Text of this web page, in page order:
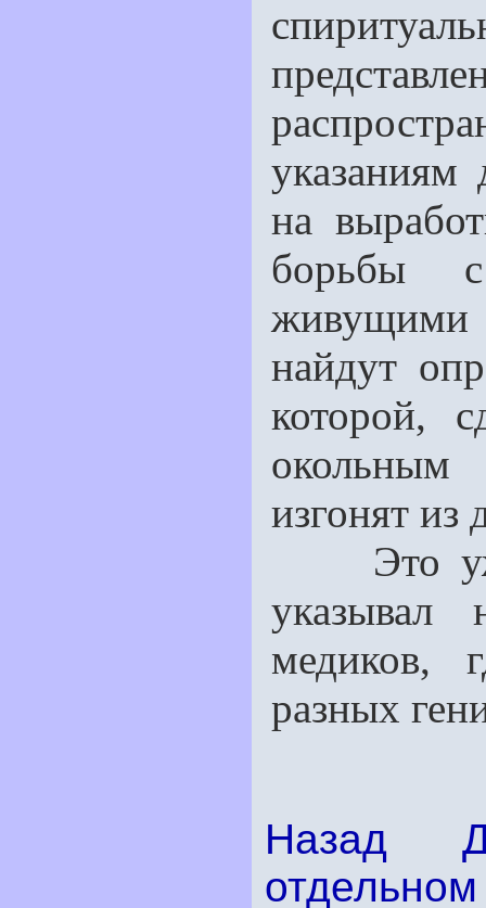
указаниям
на
борьбы
найдут
которой,
изгонят из
Это уже
указывал
медиков,
разных
Назад